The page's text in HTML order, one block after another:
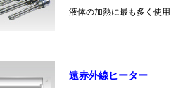
液体の加熱に最も多く使
遠赤外線ヒーター